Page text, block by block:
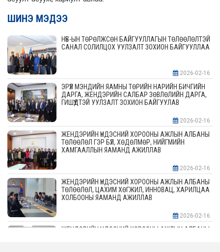
ШИНЭ МЭДЭЭ
НҮБ-ЫН ТӨРӨЛЖСӨН БАЙГУУЛЛАГЫН ТӨЛӨӨЛӨЛТЭЙ
САНАЛ СОЛИЛЦОХ УУЛЗАЛТ ЗОХИОН БАЙГУУЛЛАА
2026-02-16
ЭРҮҮЛ МЭНДИЙН ЯАМНЫ ТӨРИЙН НАРИЙН БИЧГИЙН
ДАРГА, ЖЕНДЭРИЙН САЛБАР ЗӨВЛӨЛИЙН ДАРГА,
ГИШҮҮДТЭЙ УУЛЗАЛТ ЗОХИОН БАЙГУУЛАВ
2026-02-16
ЖЕНДЭРИЙН ҮНДЭСНИЙ ХОРООНЫ АЖЛЫН АЛБАНЫ
ТӨЛӨӨЛӨЛ ГЭР БҮЛ, ХӨДӨЛМӨР, НИЙГМИЙН
ХАМГААЛЛЫН ЯАМАНД АЖИЛЛАВ
2026-02-16
ЖЕНДЭРИЙН ҮНДЭСНИЙ ХОРООНЫ АЖЛЫН АЛБАНЫ
ТӨЛӨӨЛӨЛ, ЦАХИМ ХӨГЖИЛ, ИННОВАЦ, ХАРИЛЦАА
ХОЛБООНЫ ЯАМАНД АЖИЛЛАВ
2026-02-16
ЖЕНДЭРИЙН ҮНДЭСНИЙ ХОРООНЫ АЖЛЫН АЛБАНЫ